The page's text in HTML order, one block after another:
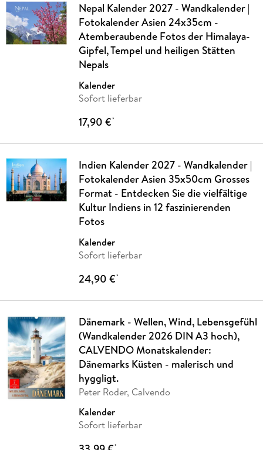
Nepal Kalender 2027 - Wandkalender |
Fotokalender Asien 24x35cm -
Atemberaubende Fotos der Himalaya-
Gipfel, Tempel und heiligen Stätten
Nepals
Kalender
Sofort lieferbar
17,90 €*
Indien Kalender 2027 - Wandkalender |
Fotokalender Asien 35x50cm Grosses
Format - Entdecken Sie die vielfältige
Kultur Indiens in 12 faszinierenden
Fotos
Kalender
Sofort lieferbar
24,90 €*
Dänemark - Wellen, Wind, Lebensgefühl
(Wandkalender 2026 DIN A3 hoch),
CALVENDO Monatskalender:
Dänemarks Küsten - malerisch und
hyggligt.
Peter Roder, Calvendo
Kalender
Sofort lieferbar
*